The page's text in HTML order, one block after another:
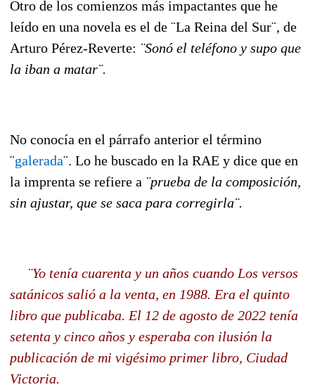
Otro de los comienzos más impactantes que he
leído en una novela es el de ¨La Reina del Sur¨, de
Arturo Pérez-Reverte: ¨Sonó el teléfono y supo que
la iban a matar¨.
No conocía en el párrafo anterior el término
¨galerada¨. Lo he buscado en la RAE y dice que en
la imprenta se refiere a ¨prueba de la composición,
sin ajustar, que se saca para corregirla¨.
¨Yo tenía cuarenta y un años cuando Los versos
satánicos salió a la venta, en 1988. Era el quinto
libro que publicaba. El 12 de agosto de 2022 tenía
setenta y cinco años y esperaba con ilusión la
publicación de mi vigésimo primer libro, Ciudad
Victoria.